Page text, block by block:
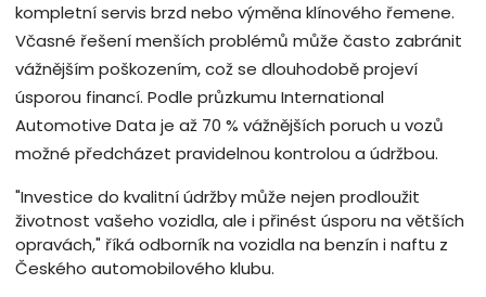
kompletní servis brzd nebo výměna klínového řemene.
Včasné řešení menších problémů může často zabránit
vážnějším poškozením, což se dlouhodobě projeví
úsporou financí. Podle průzkumu International
Automotive Data je až 70 % vážnějších poruch u vozů
možné předcházet pravidelnou kontrolou a údržbou.
"Investice do kvalitní údržby může nejen prodloužit
životnost vašeho vozidla, ale i přinést úsporu na větších
opravách," říká odborník na vozidla na benzín i naftu z
Českého automobilového klubu.